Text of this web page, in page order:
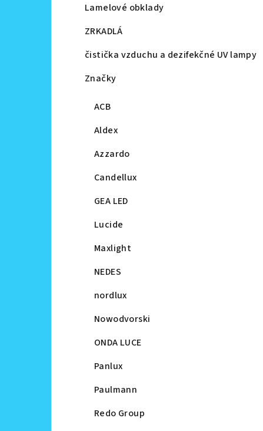
Lamelové obklady
ZRKADLÁ
čistička vzduchu a dezifekčné UV lampy
Značky
ACB
Aldex
Azzardo
Candellux
GEA LED
Lucide
Maxlight
NEDES
nordlux
Nowodvorski
ONDA LUCE
Panlux
Paulmann
Redo Group